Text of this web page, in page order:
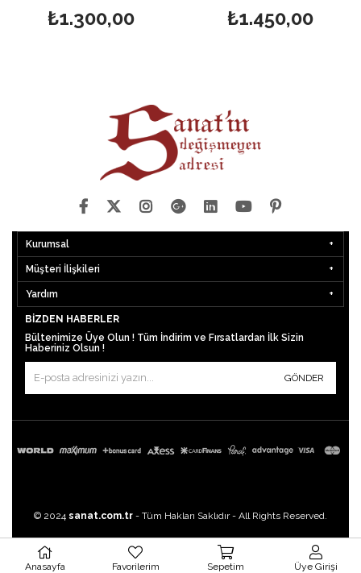
₺1.300,00 ₺1.450,00
Kurumsal
Müşteri İlişkileri
Yardım
BIZDEN HABERLER
Bültenimize Üye Olun ! Tüm İndirim ve Fırsatlardan İlk Sizin
Haberiniz Olsun !
GÖNDER
© 2024 sanat.com.tr- Tüm Hakları Saklıdır - All Rights Reserved.
Anasayfa Favorilerim Sepetim Üye Girişi